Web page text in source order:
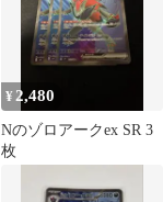
¥ 2,480
Nのゾロアークex SR 3
枚